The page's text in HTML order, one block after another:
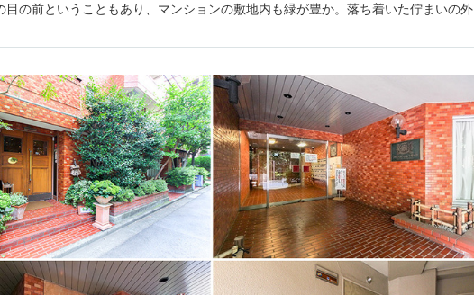
目の前ということもあり、マンションの敷地内も緑が豊か。落ち着いた佇まいの外